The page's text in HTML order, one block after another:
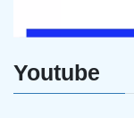
Youtube